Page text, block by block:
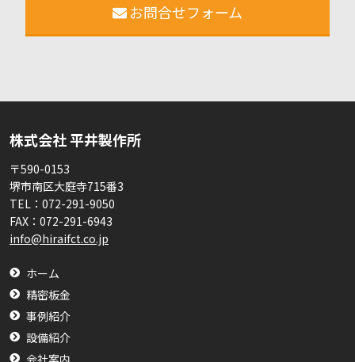
お問合せフォーム
株式会社 平井製作所
〒590-0153
堺市南区大庭寺715番3
TEL： 072-291-9050
FAX： 072-291-6943
info@hiraifct.co.jp
ホーム
精密板金
事例紹介
設備紹介
会社案内